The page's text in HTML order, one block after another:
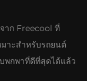
าก Freecool ที่
าะสำหรับรถยนต์
พกพาที่ดีที่สุดได้แล้ว